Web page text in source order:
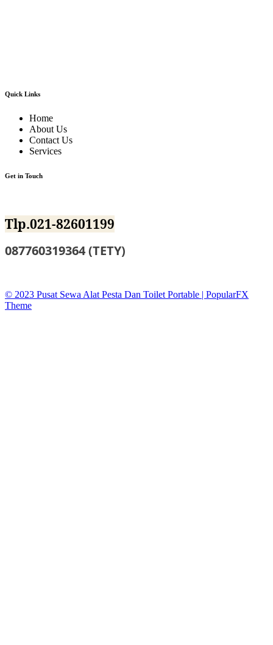
Quick Links
Home
About Us
Contact Us
Services
Get in Touch
Tlp.021-82601199
087760319364 (TETY)
© 2023 Pusat Sewa Alat Pesta Dan Toilet Portable | PopularFX
Theme